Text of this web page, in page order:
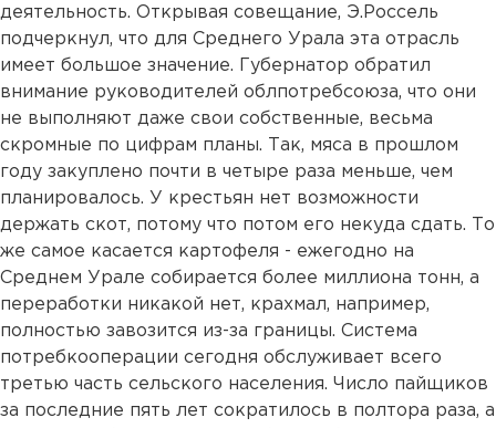
деятельность. Открывая совещание, Э.Россель
подчеркнул, что для Среднего Урала эта отрасль
имеет большое значение. Губернатор обратил
внимание руководителей облпотребсоюза, что они
не выполняют даже свои собственные, весьма
скромные по цифрам планы. Так, мяса в прошлом
году закуплено почти в четыре раза меньше, чем
планировалось. У крестьян нет возможности
держать скот, потому что потом его некуда сдать. То
же самое касается картофеля - ежегодно на
Среднем Урале собирается более миллиона тонн, а
переработки никакой нет, крахмал, например,
полностью завозится из-за границы. Система
потребкооперации сегодня обслуживает всего
третью часть сельского населения. Число пайщиков
за последние пять лет сократилось в полтора раза, а